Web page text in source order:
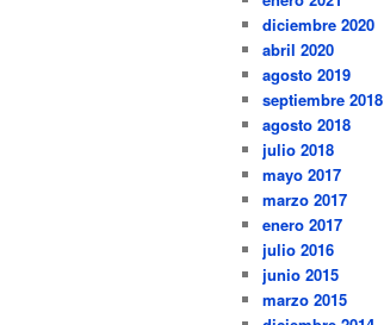
diciembre 2020
abril 2020
agosto 2019
septiembre 2018
agosto 2018
julio 2018
mayo 2017
marzo 2017
enero 2017
julio 2016
junio 2015
marzo 2015